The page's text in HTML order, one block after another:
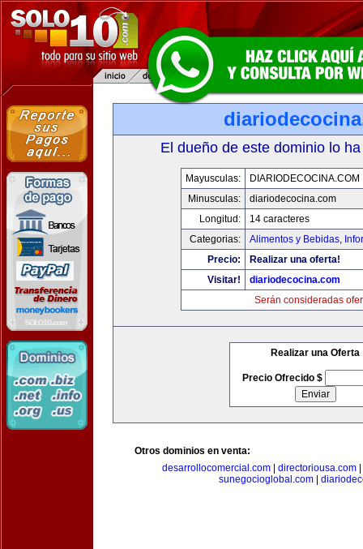
El dueño de este dominio lo
Mayusculas:
DIARIODECOCINA.COM
Minusculas:
diariodecocina.com
Longitud:
14 caracteres
Categorias:
Alimentos y Bebidas,
Precio:
Realizar una oferta!
Visitar!
diariodecocina.com
Serán consideradas
Realizar una Oferta
Precio Ofrecido $
Otros dominios en venta:
desarrollocomercial.com
directoriousa.com
sunegocioglobal.com|